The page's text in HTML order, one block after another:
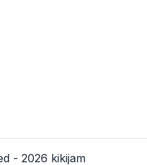
- 2026 kikijam